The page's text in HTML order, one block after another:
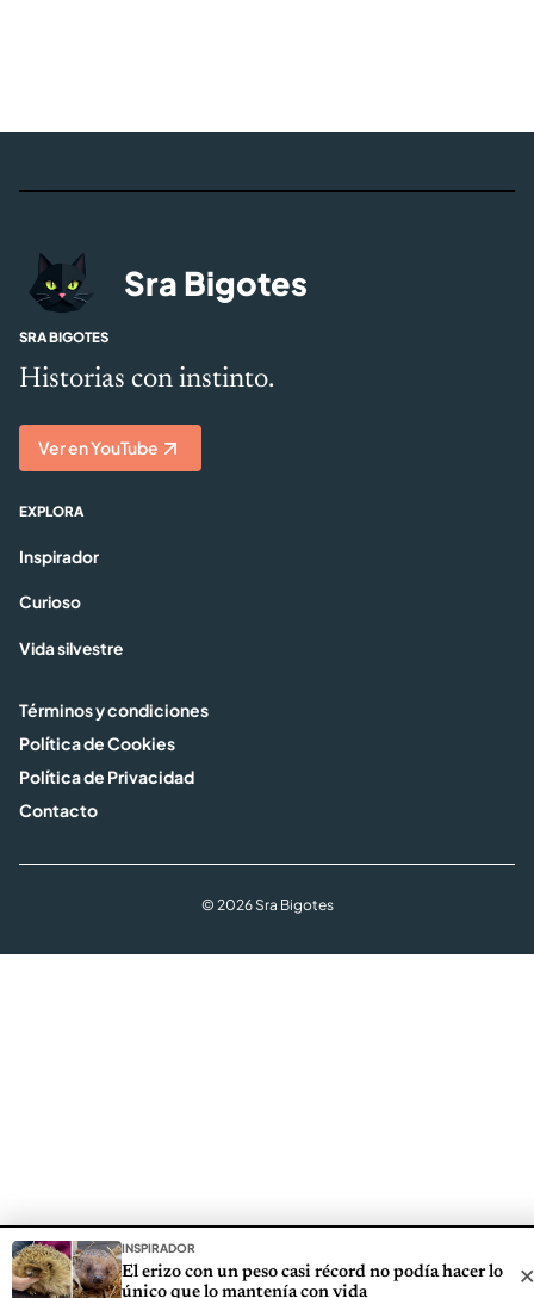
INSPIRADOR
El erizo con un peso casi récord no podía hacer lo
único que lo mantenía con vida
Sra Bigotes
SRA BIGOTES
Historias con instinto.
Ver en YouTube
EXPLORA
Inspirador
Curioso
Vida silvestre
Términos y condiciones
Política de Cookies
Política de Privacidad
Contacto
© 2026 Sra Bigotes